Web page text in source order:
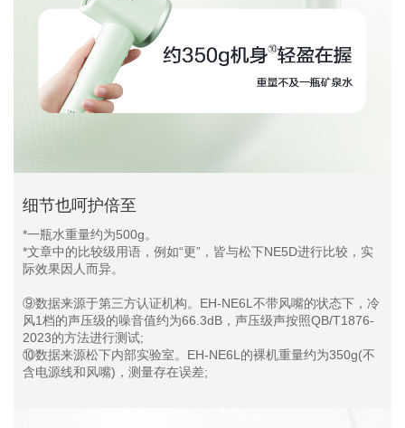
细节也呵护倍至
*一瓶水重量约为500g。
*文章中的比较级用语，例如“更”，皆与松下NE5D进行比较，实
际效果因人而异。
⑨数据来源于第三方认证机构。EH-NE6L不带风嘴的状态下，冷
风1档的声压级的噪音值约为66.3dB，声压级声按照QB/T1876-
2023的方法进行测试;
⑩数据来源松下内部实验室。EH-NE6L的裸机重量约为350g(不
含电源线和风嘴)，测量存在误差;